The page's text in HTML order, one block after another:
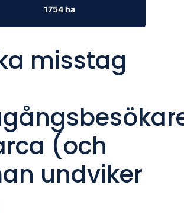
1754 ha
misstag
(och
undviker